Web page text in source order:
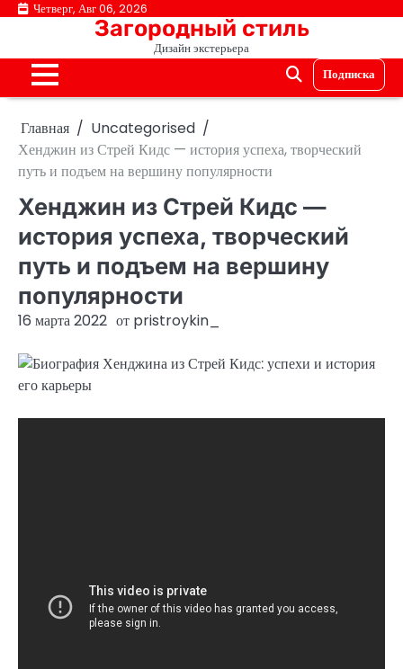
ПерейтиЧетверг, Авг 06, 2026
Загородный стиль
Дизайн экстерьера
Подписка
Главная
Uncategorised
Хенджин из Стрей Кидс — история успеха, творческий
путь и подъем на вершину популярности
Хенджин из Стрей Кидс —
история успеха, творческий
путь и подъем на вершину
популярности
16 марта 2022 от pristroykin_